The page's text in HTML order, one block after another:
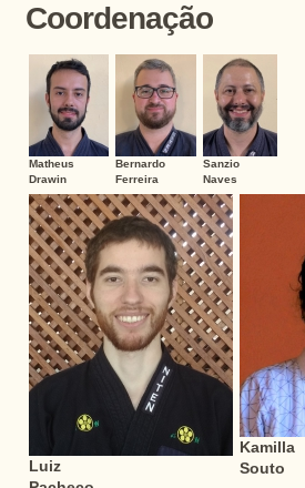
Coordenação
Matheus
Drawin
Bernardo
Ferreira
Sanzio
Naves
Luiz
Kamilla
Souto